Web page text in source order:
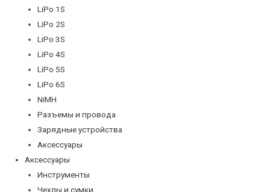
LiPo 1S
LiPo 2S
LiPo 3S
LiPo 4S
LiPo 5S
LiPo 6S
NiMH
Разъемы и провода
Зарядные устройства
Аксессуары
Аксессуары
Инструменты
Чехлы и сумки